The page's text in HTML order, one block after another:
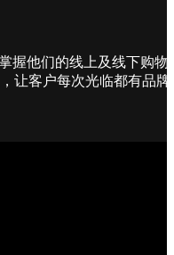
握他们的线上及线下购物
让客户每次光临都有品牌